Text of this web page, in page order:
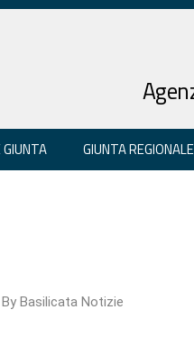
GIUNTA REGIONALE
By Basilicata Notizie